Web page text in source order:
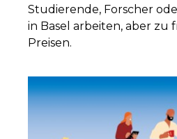
Studierende, Forscher
in Basel arbeiten, aber zu
Preisen.